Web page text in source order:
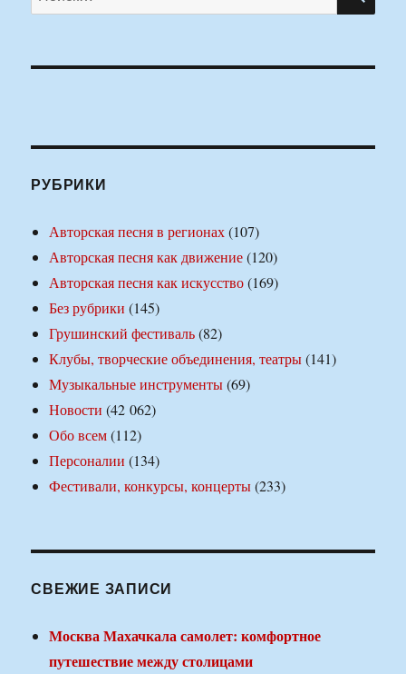
РУБРИКИ
Авторская песня в регионах(107)
Авторская песня как движение(120)
Авторская песня как искусство(169)
Без рубрики (145)
Грушинский фестиваль(82)
Клубы, творческие объединения, театры(141)
Музыкальные инструменты(69)
Новости (42 062)
Обо всем(112)
Персоналии (134)
Фестивали, конкурсы, концерты(233)
СВЕЖИЕ ЗАПИСИ
Москва Махачкала самолет: комфортное
путешествие между столицами